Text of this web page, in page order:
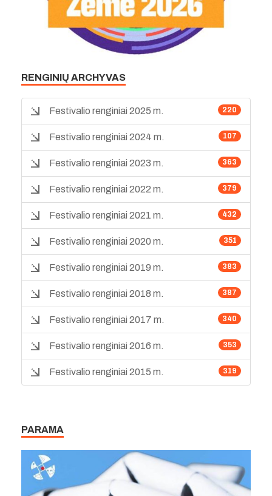
RENGINIŲ ARCHYVAS
220
Festivalio renginiai 2025 m.
107
Festivalio renginiai 2024 m.
363
Festivalio renginiai 2023 m.
379
Festivalio renginiai 2022 m.
432
Festivalio renginiai 2021 m.
351
Festivalio renginiai 2020 m.
383
Festivalio renginiai 2019 m.
387
Festivalio renginiai 2018 m.
340
Festivalio renginiai 2017 m.
353
Festivalio renginiai 2016 m.
319
Festivalio renginiai 2015 m.
PARAMA